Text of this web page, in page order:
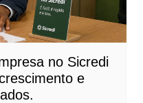
no Sicredi
e